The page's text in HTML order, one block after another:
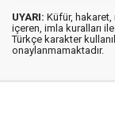
UYARI: Küfür, hakaret,
içeren, imla kuralları ile
Türkçe karakter
onaylanmamaktadır.